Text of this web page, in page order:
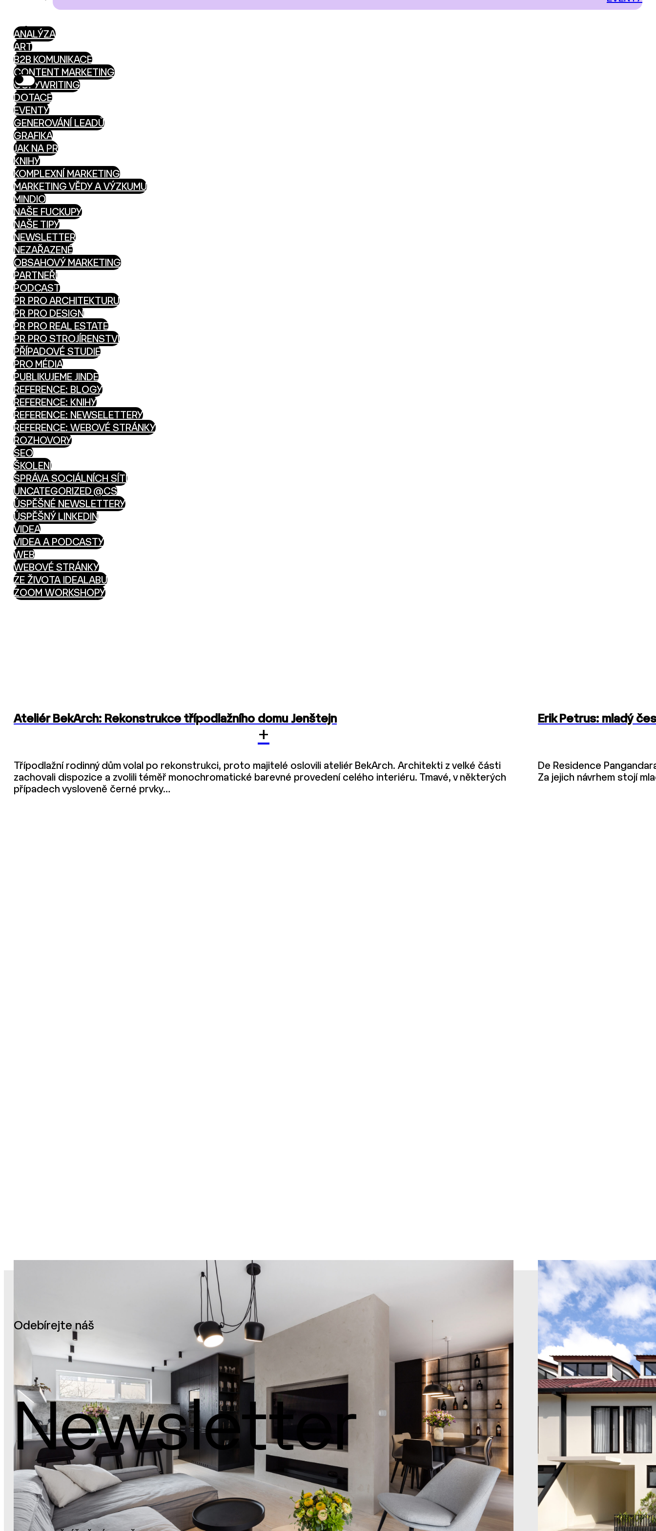
ANALÝZA
ART
B2B KOMUNIKACE
CONTENT MARKETING
COPYWRITING
DOTACE
EVENTY
GENEROVÁNÍ LEADŮ
GRAFIKA
JAK NA PR
KNIHY
KOMPLEXNÍ MARKETING
MARKETING VĚDY A VÝZKUMU
MINDIO
NAŠE FUCKUPY
NAŠE TIPY
NEWSLETTER
NEZAŘAZENÉ
OBSAHOVÝ MARKETING
PARTNEŘI
PODCAST
PR PRO ARCHITEKTURU
PR PRO DESIGN
PR PRO REAL ESTATE
PR PRO STROJÍRENSTVÍ
PŘÍPADOVÉ STUDIE
PRO MÉDIA
PUBLIKUJEME JINDE
REFERENCE: BLOGY
REFERENCE: KNIHY
REFERENCE: NEWSELETTERY
REFERENCE: WEBOVÉ STRÁNKY
ROZHOVORY
SEO
ŠKOLENÍ
SPRÁVA SOCIÁLNÍCH SÍTÍ
UNCATEGORIZED @CS
ÚSPĚŠNÉ NEWSLETTERY
ÚSPĚŠNÝ LINKEDIN
VIDEA
VIDEA A PODCASTY
WEB
WEBOVÉ STRÁNKY
ZE ŽIVOTA IDEALABU
ZOOM WORKSHOPY
Ateliér BekArch: Rekonstrukce třípodlažního domu Jenštejn
+
Třípodlažní rodinný dům volal po rekonstrukci, proto majitelé oslovili ateliér BekArch. Architekti z velké části
zachovali dispozice a zvolili téměř monochromatické barevné provedení celého interiéru. Tmavé, v některých
případech vysloveně černé prvky…
Erik Petrus: mladý
De Residence
Za jejich návrhem stojí
Odebírejte náš
Newsletter